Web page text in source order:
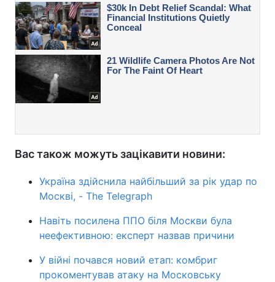
Вас також можуть зацікавити новини:
Україна здійснила найбільший за рік удар по
Москві, - The Telegraph
Навіть посилена ППО біля Москви була
неефективною: експерт назвав причини
У війні почався новий етап: комбриг
прокоментував атаку на Московську